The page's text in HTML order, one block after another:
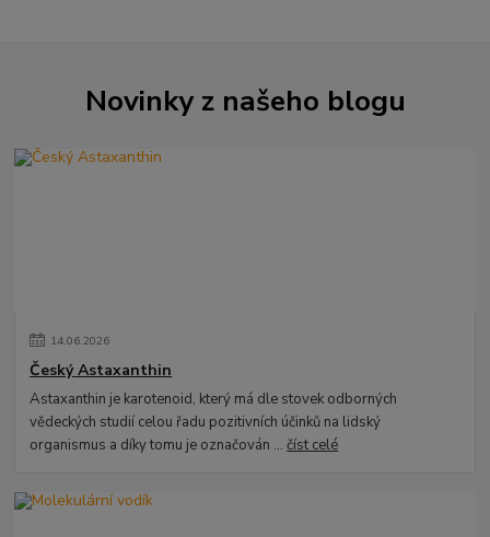
Novinky z našeho blogu
14.06.2026
Český Astaxanthin
Astaxanthin je karotenoid, který má dle stovek odborných
vědeckých studií celou řadu pozitivních účinků na lidský
organismus a díky tomu je označován ...číst celé